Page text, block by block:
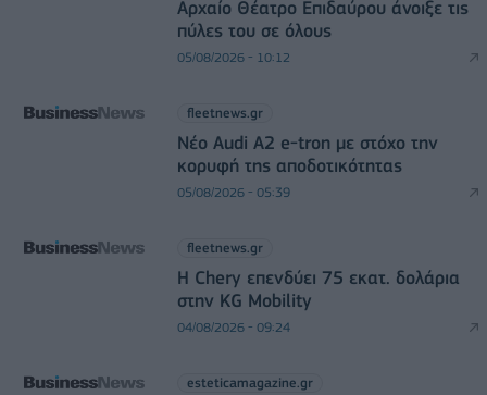
Αρχαίο Θέατρο Επιδαύρου άνοιξε τις
πύλες του σε όλους
05/08/2026 - 10:12
fleetnews.gr
Νέο Audi A2 e-tron με στόχο την
κορυφή της αποδοτικότητας
05/08/2026 - 05:39
fleetnews.gr
Η Chery επενδύει 75 εκατ. δολάρια
στην KG Mobility
04/08/2026 - 09:24
esteticamagazine.gr